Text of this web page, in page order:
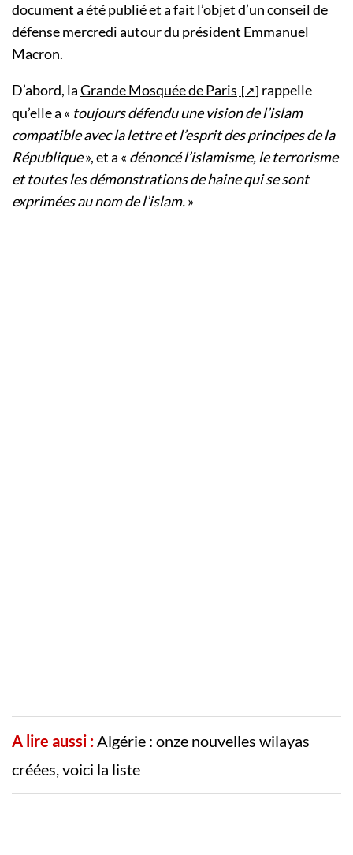
document a été publié et a fait l’objet d’un conseil de
défense mercredi autour du président Emmanuel
Macron.
D’abord, laGrande Mosquée de Paris
rappelle
qu’elle a « toujours défendu une vision de l’islam
compatible avec la lettre et l’esprit des principes de la
République», et a « dénoncé l’islamisme, le terrorisme
et toutes les démonstrations de haine qui se sont
exprimées au nom de l’islam.»
A lire aussi :Algérie : onze nouvelles wilayas
créées, voici la liste